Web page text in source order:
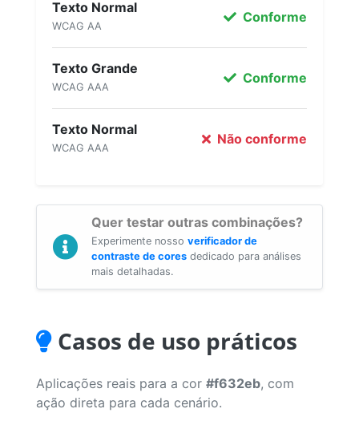
Texto Normal
WCAG AA
Conforme
Texto Grande
WCAG AAA
Conforme
Texto Normal
WCAG AAA
Não conforme
Quer testar outras combinações?
Experimente nosso verificador de
contraste de cores dedicado para análises
mais detalhadas.
Casos de uso práticos
Aplicações reais para a cor #f632eb, com
ação direta para cada cenário.